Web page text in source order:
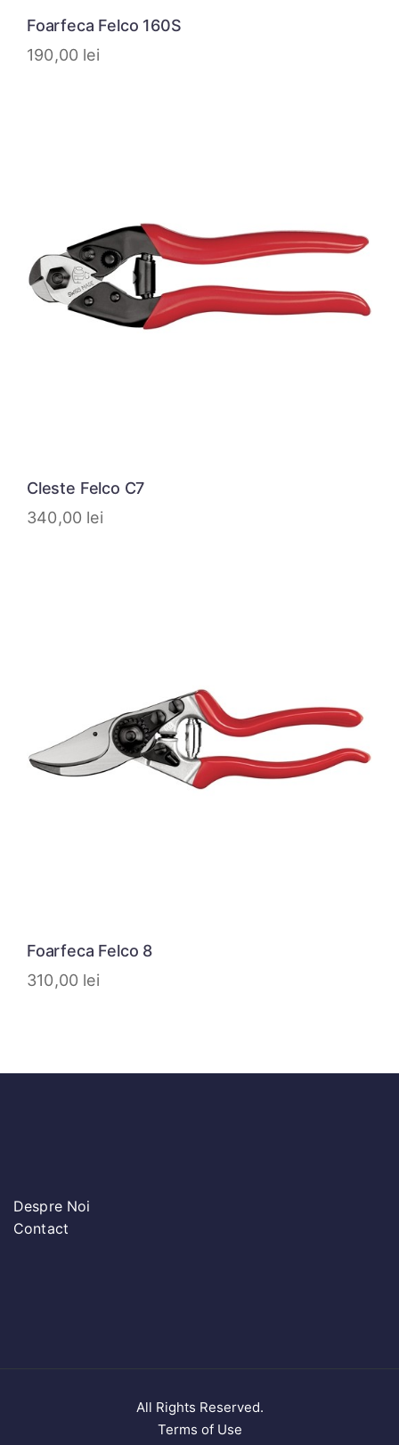
Foarfeca Felco 160S
190,00 lei
Cleste Felco C7
340,00 lei
Foarfeca Felco 8
310,00 lei
Despre Noi
Contact
All Rights Reserved.
Terms of Use